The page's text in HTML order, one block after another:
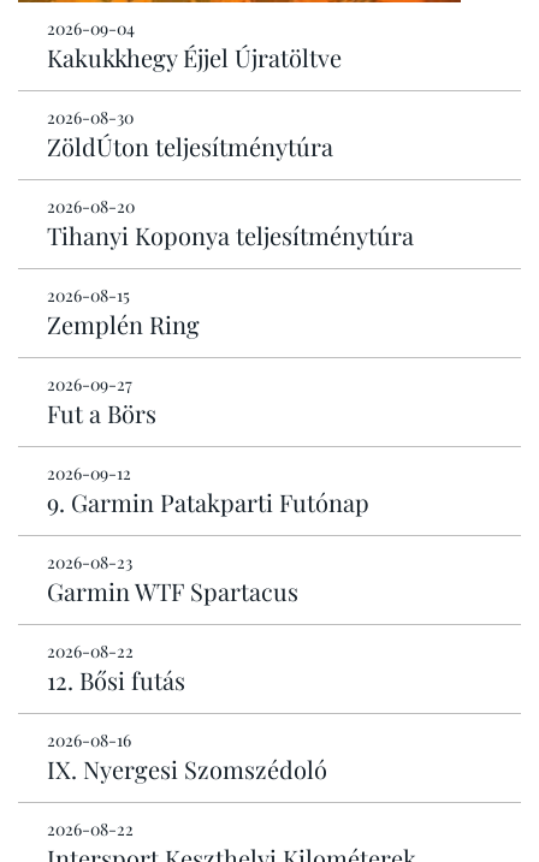
2026-09-04
Kakukkhegy Éjjel Újratöltve
2026-08-30
ZöldÚton teljesítménytúra
2026-08-20
Tihanyi Koponya teljesítménytúra
2026-08-15
Zemplén Ring
2026-09-27
Fut a Börs
2026-09-12
9. Garmin Patakparti Futónap
2026-08-23
Garmin WTF Spartacus
2026-08-22
12. Bősi futás
2026-08-16
IX. Nyergesi Szomszédoló
2026-08-22